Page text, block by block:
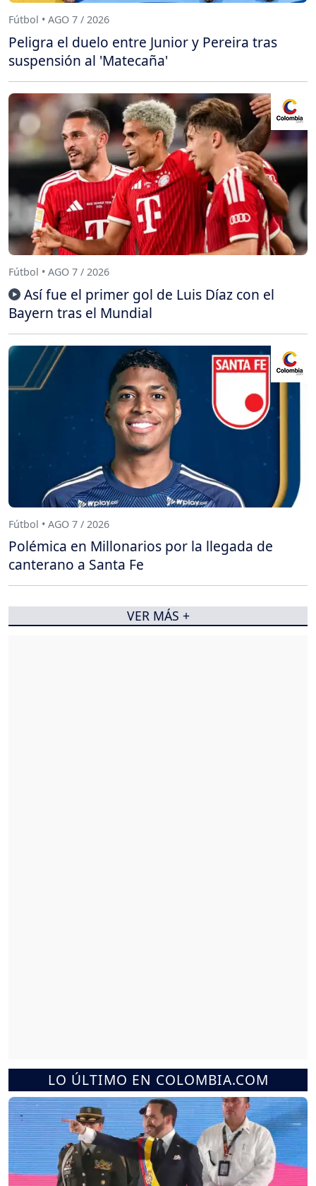
LO ÚLTIMO EN COLOMBIA.COM
Fútbol • AGO 7 / 2026
Peligra el duelo entre Junior y Pereira tras
suspensión al 'Matecaña'
Fútbol • AGO 7 / 2026
Así fue el primer gol de Luis Díaz con el
Bayern tras el Mundial
Fútbol • AGO 7 / 2026
Polémica en Millonarios por la llegada de
canterano a Santa Fe
VER MÁS +